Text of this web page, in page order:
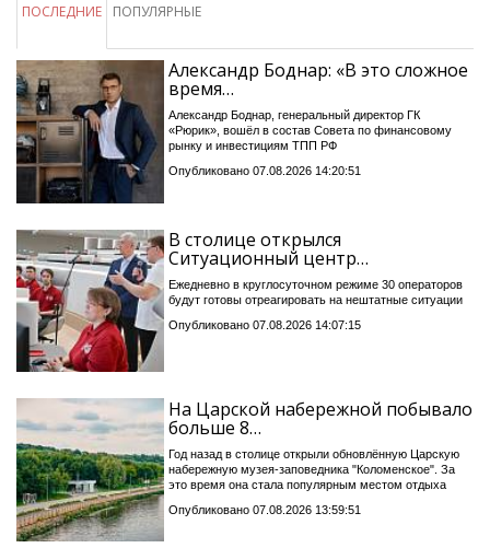
ПОСЛЕДНИЕ ПОПУЛЯРНЫЕ
Александр Боднар: «В это сложное
время…
Александр Боднар, генеральный директор ГК
«Рюрик», вошёл в состав Совета по финансовому
рынку и инвестициям ТПП РФ
Опубликовано 07.08.2026 14:20:51
В столице открылся
Ситуационный центр…
Ежедневно в круглосуточном режиме 30 операторов
будут готовы отреагировать на нештатные ситуации
Опубликовано 07.08.2026 14:07:15
На Царской набережной побывало
больше 8…
Год назад в столице открыли обновлённую Царскую
набережную музея-заповедника "Коломенское". За
это время она стала популярным местом отдыха
Опубликовано 07.08.2026 13:59:51